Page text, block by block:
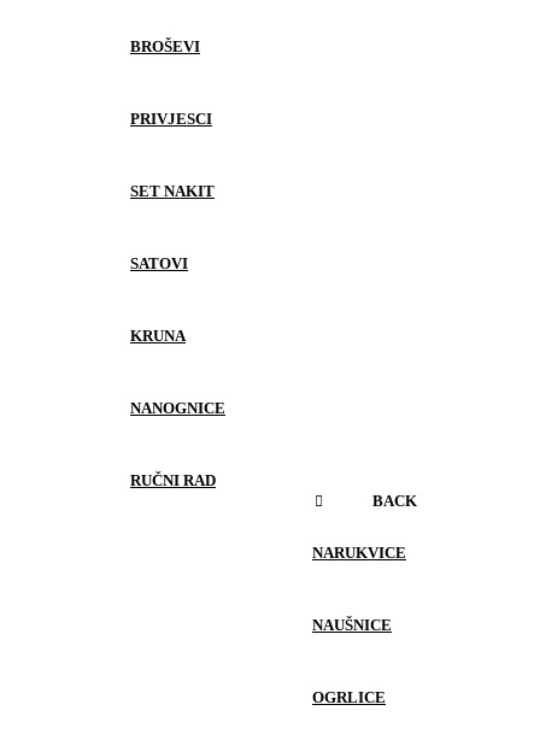
BROŠEVI
PRIVJESCI
SET NAKIT
SATOVI
KRUNA
NANOGNICE
RUČNI RAD
BACK
NARUKVICE
NAUŠNICE
OGRLICE